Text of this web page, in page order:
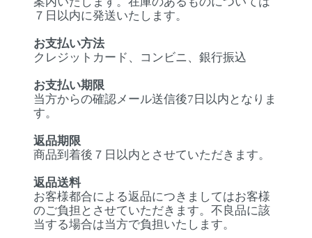
７日以内に発送いたします。
お支払い方法
クレジットカード、コンビニ、銀行振込
お支払い期限
当方からの確認メール送信後7日以内となりま
す。
返品期限
商品到着後７日以内とさせていただきます。
返品送料
お客様都合による返品につきましてはお客様
のご負担とさせていただきます。不良品に該
当する場合は当方で負担いたします。